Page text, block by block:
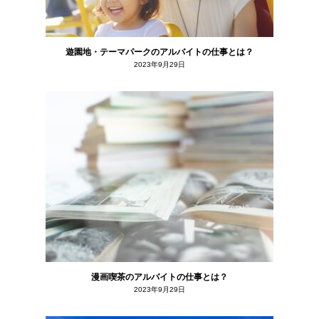
遊園地・テーマパークのアルバイトの仕事とは？
2023年9月29日
漫画喫茶のアルバイトの仕事とは？
2023年9月29日